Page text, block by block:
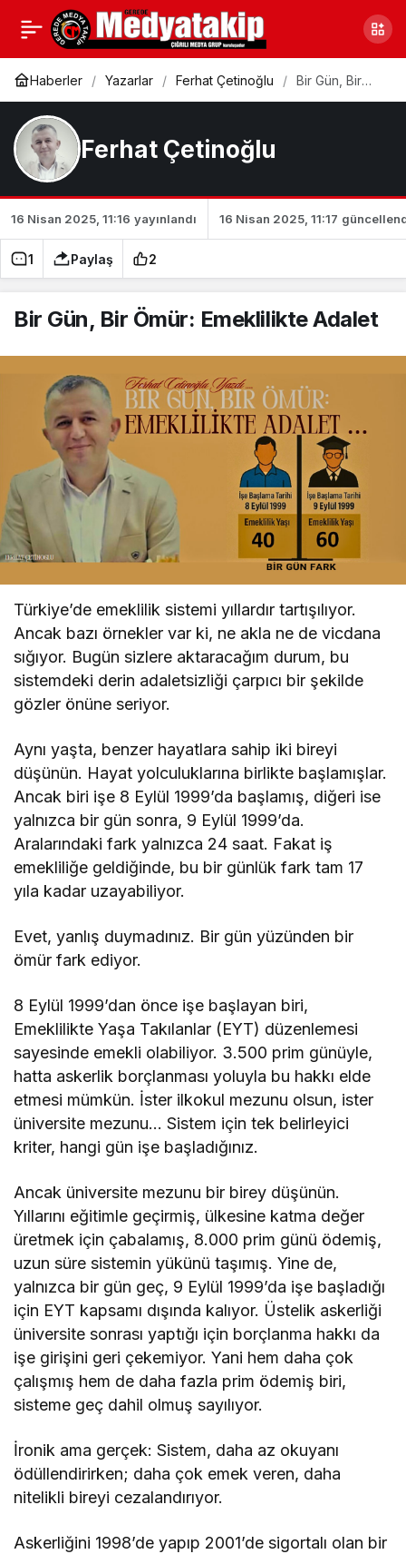
Haberler Yazarlar Ferhat Çetinoğlu
Bir Gün, Bir
Ferhat Çetinoğlu
16 Nisan 2025, 11:16 yayınlandı 16 Nisan 2025, 11:17
1 Paylaş 2
Bir Gün, Bir Ömür: Emeklilikte Adalet
Türkiye’de emeklilik sistemi yıllardır tartışılıyor.
Ancak bazı örnekler var ki, ne akla ne de vicdana
sığıyor. Bugün sizlere aktaracağım durum, bu
sistemdeki derin adaletsizliği çarpıcı bir şekilde
gözler önüne seriyor.
Aynı yaşta, benzer hayatlara sahip iki bireyi
düşünün. Hayat yolculuklarına birlikte başlamışlar.
Ancak biri işe 8 Eylül 1999’da başlamış, diğeri ise
yalnızca bir gün sonra, 9 Eylül 1999’da.
Aralarındaki fark yalnızca 24 saat. Fakat iş
emekliliğe geldiğinde, bu bir günlük fark tam 17
yıla kadar uzayabiliyor.
Evet, yanlış duymadınız. Bir gün yüzünden bir
ömür fark ediyor.
8 Eylül 1999’dan önce işe başlayan biri,
Emeklilikte Yaşa Takılanlar (EYT) düzenlemesi
sayesinde emekli olabiliyor. 3.500 prim günüyle,
hatta askerlik borçlanması yoluyla bu hakkı elde
etmesi mümkün. İster ilkokul mezunu olsun, ister
üniversite mezunu… Sistem için tek belirleyici
kriter, hangi gün işe başladığınız.
Ancak üniversite mezunu bir birey düşünün.
Yıllarını eğitimle geçirmiş, ülkesine katma değer
üretmek için çabalamış, 8.000 prim günü ödemiş,
uzun süre sistemin yükünü taşımış. Yine de,
yalnızca bir gün geç, 9 Eylül 1999’da işe başladığı
için EYT kapsamı dışında kalıyor. Üstelik askerliği
üniversite sonrası yaptığı için borçlanma hakkı da
işe girişini geri çekemiyor. Yani hem daha çok
çalışmış hem de daha fazla prim ödemiş biri,
sisteme geç dahil olmuş sayılıyor.
İronik ama gerçek: Sistem, daha az okuyanı
ödüllendirirken; daha çok emek veren, daha
nitelikli bireyi cezalandırıyor.
Askerliğini 1998’de yapıp 2001’de sigortalı olan bir
Yeni Dünyaya Seyahat 2
– ABD’de Sağlık (1.
Bölüm)
Paylaş